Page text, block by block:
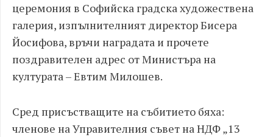
церемония в Софийска градска художествена
галерия, изпълнителният директор Бисера
Йосифова, връчи наградата и прочете
поздравителен адрес от Министъра на
културата – Евтим Милошев.
Сред присъстващите на събитието бяха:
членове на Управителния съвет на НДФ „13